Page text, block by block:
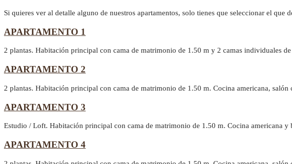
Si quieres ver al detalle alguno de nuestros apartamentos, solo tienes que seleccionar el que
APARTAMENTO 1
2 plantas. Habitación principal con cama de matrimonio de 1.50 m y 2 camas individuales
APARTAMENTO 2
2 plantas. Habitación principal con cama de matrimonio de 1.50 m. Cocina americana,
APARTAMENTO 3
Estudio / Loft. Habitación principal con cama de matrimonio de 1.50 m. Cocina americana y
APARTAMENTO 4